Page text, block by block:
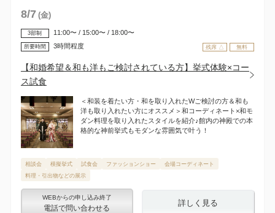
8/7 (金)
残席 △ 無料
3部制 11:00〜 / 15:00〜 / 18:00〜
所要時間 3時間程度
【和婚希望＆和も洋もご検討されている方】挙式体験×コー
ス試食
＜和装を着たい方・和を取り入れたWご検討の方＆和も
洋も取り入れたい方にオススメ＞和コーディネート×和モ
ダン料理を取り入れたスタイルを紹介♪館内の神殿での本
格的な神前挙式もモダンな雰囲気で叶う！
相談会 模擬挙式 試食会 ファッションショー
会場コーディネート
料理・引出物などの展示
WEBからの申し込み終了
電話で問い合わせる
詳しく見る